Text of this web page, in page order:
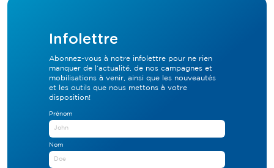
Infolettre
Abonnez-vous à notre infolettre pour ne rien
manquer de l’actualité, de nos campagnes et
mobilisations à venir, ainsi que les nouveautés
et les outils que nous mettons à votre
disposition!
Prénom
Nom